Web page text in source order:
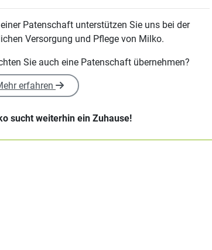
Patenschaft unterstützen Sie uns bei der
Versorgung und Pflege von Milko.
Sie auch eine Patenschaft übernehmen?
erfahren
sucht weiterhin ein Zuhause!